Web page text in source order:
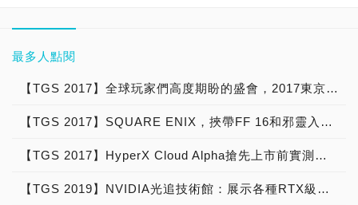
官方近期也已經釋出「暗區
PVP」的相關影片，想必
是因為前作的遊戲中，
PVP模式被許多玩家詬
讓官方不得不將重點著重在
模式上。另外，針對遊戲長
整體的遊戲操作和一代相去
一系列的舞台活動和精美周
玩家收穫滿滿的回家！ 除
首度邀請電競硬體廠商進
家共和國、AORUS技嘉科
RGB機械式電競鍵盤；以
RGB水冷DDR4記憶體模組
同時將帶來眾多大受好評及
合作夥伴AGON、AMD、
戲Oasis Games、SNK、
及AORUS RTX 20系列顯
競主機，搭配技嘉推出的世
螢幕，結合多款最受歡迎的
競玩家，一同打造TGS最
最多人點閱
【TGS 2017】全球玩家們高度期盼的盛會，2017東京電玩展(Tokyo Game Show)我們來了！
【TGS 2017】SQUARE ENIX，挾帶FF 16和邪靈入侵2人氣爆棚！
【TGS 2017】HyperX Cloud Alpha搶先上市前實測開箱，從「東京電玩展」朝朝暮暮的電競耳麥終於拿到手！
【TGS 2019】NVIDIA光追技術館：展示各種RTX級的最新遊戲，並提供實機體驗，讓玩家提早進入光追新時代